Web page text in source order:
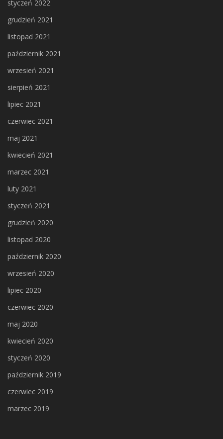
styczeń 2022
grudzień 2021
listopad 2021
październik 2021
wrzesień 2021
sierpień 2021
lipiec 2021
czerwiec 2021
maj 2021
kwiecień 2021
marzec 2021
luty 2021
styczeń 2021
grudzień 2020
listopad 2020
październik 2020
wrzesień 2020
lipiec 2020
czerwiec 2020
maj 2020
kwiecień 2020
styczeń 2020
październik 2019
czerwiec 2019
marzec 2019